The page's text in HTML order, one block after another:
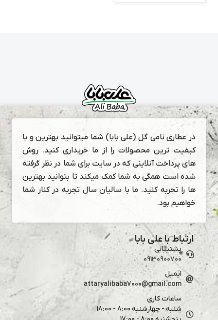
در عطاری نامی گل (علی بابا) شما میتوانید بهترین و با
کیفیت ترین محصولات را از ما خریداری کنید. روش
های پرداخت آنلاینی که در سایت برای شما در نظر گرفته
شده است همگی به شما کمک میکند تا بتوانید بهترین
ها را تجربه کنید. ما با سالیان سال تجربه در کنار شما
خواهیم بود.
ارتباط با علی بابا
پشتیبانی
09130900700
ایمیل
attaryalibaba7000@gmail.com
ساعات کاری
شنبه - چهارشنبه 8:00 - 18:00